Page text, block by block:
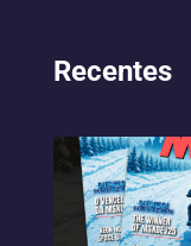
Recentes